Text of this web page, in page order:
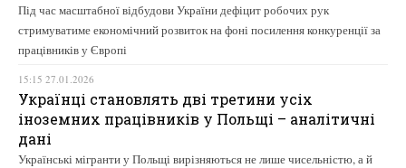
Під час масштабної відбудови України дефіцит робочих рук
стримуватиме економічний розвиток на фоні посилення конкуренції за
працівників у Європі
15:15 27.01.2026
Українці становлять дві третини усіх
іноземних працівників у Польщі – аналітичні
дані
Українські мігранти у Польщі вирізняються не лише чисельністю, а й